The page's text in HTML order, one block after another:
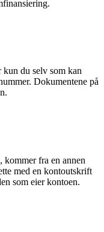
du selv som kan
Dokumentene på
kommer fra en annen
med en kontoutskrift
som eier kontoen.